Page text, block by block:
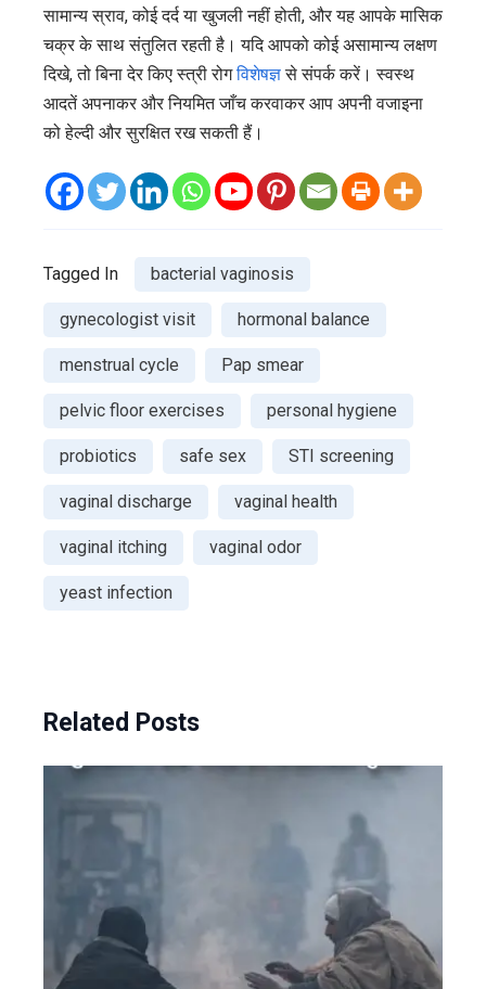
सामान्य स्राव, कोई दर्द या खुजली नहीं होती, और यह आपके मासिक
चक्र के साथ संतुलित रहती है। यदि आपको कोई असामान्य लक्षण
दिखे, तो बिना देर किए स्त्री रोगविशेषज्ञसे संपर्क करें। स्वस्थ
आदतें अपनाकर और नियमित जाँच करवाकर आप अपनी वजाइना
को हेल्दी और सुरक्षित रख सकती हैं।
Tagged In bacterial vaginosis
gynecologist visit hormonal balance
menstrual cycle Pap smear
pelvic floor exercises personal hygiene
probiotics safe sex STI screening
vaginal discharge vaginal health
vaginal itching vaginal odor
yeast infection
Related Posts